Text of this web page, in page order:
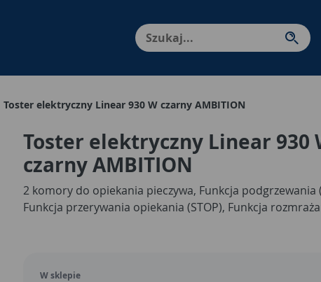
Menu Produktów, nawigacja: Enter - przejdź do strony
Toster elektryczny Linear 930 W czarny AMBITION
Toster elektryczny Linear 930
czarny AMBITION
2 komory do opiekania pieczywa, Funkcja podgrzewania
Funkcja przerywania opiekania (STOP), Funkcja
W sklepie